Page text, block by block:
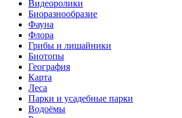
Видеоролики
Биоразнообразие
Фауна
Флора
Грибы и лишайники
Биотопы
География
Карта
Леса
Парки и усадебные парки
Водоёмы